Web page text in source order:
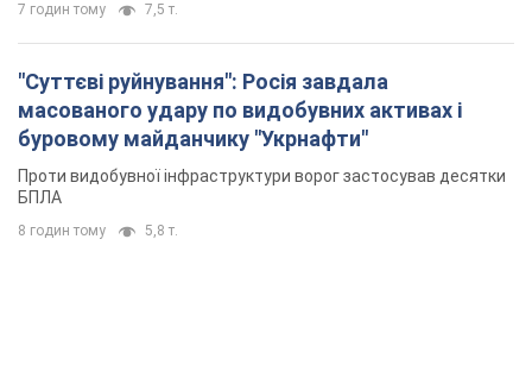
7 годин тому 7,5 т.
"Суттєві руйнування": Росія завдала
масованого удару по видобувних активах і
буровому майданчику "Укрнафти"
Проти видобувної інфраструктури ворог застосував десятки
БПЛА
8 годин тому 5,8 т.